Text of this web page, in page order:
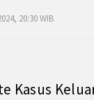
20:30 WIB
Kasus